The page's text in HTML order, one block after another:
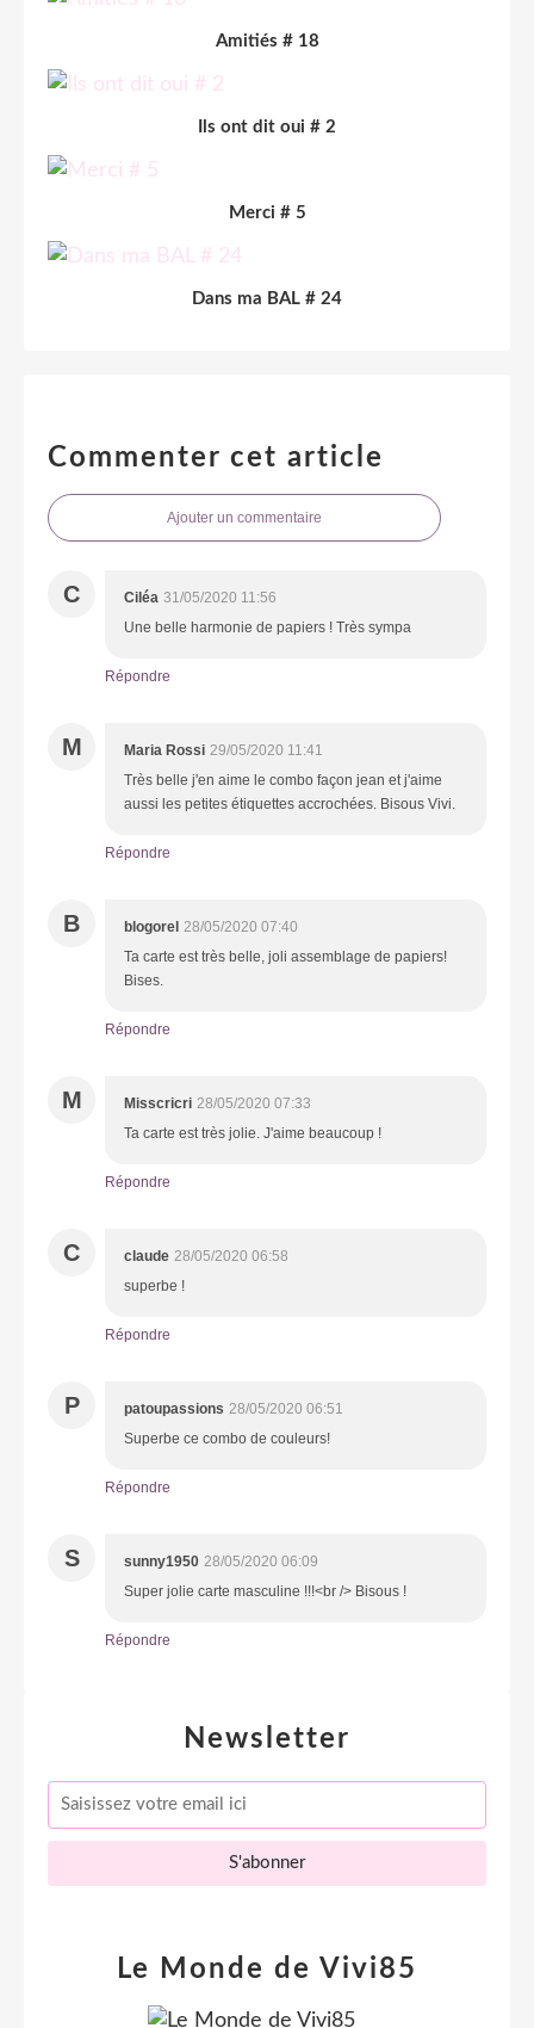
Amitiés # 18
Ils ont dit oui # 2
Merci # 5
Dans ma BAL # 24
Commenter cet article
Ajouter un commentaire
C Ciléa 31/05/2020 11:56
Une belle harmonie de papiers ! Très sympa
Répondre
M Maria Rossi 29/05/2020 11:41
Très belle j'en aime le combo façon jean et j'aime
aussi les petites étiquettes accrochées. Bisous Vivi.
Répondre
B blogorel 28/05/2020 07:40
Ta carte est très belle, joli assemblage de papiers!
Bises.
Répondre
M Misscricri 28/05/2020 07:33
Ta carte est très jolie. J'aime beaucoup !
Répondre
C claude 28/05/2020 06:58
superbe !
Répondre
P patoupassions 28/05/2020 06:51
Superbe ce combo de couleurs!
Répondre
S sunny1950 28/05/2020 06:09
Super jolie carte masculine !!!<br /> Bisous !
Répondre
Newsletter
Le Monde de Vivi85